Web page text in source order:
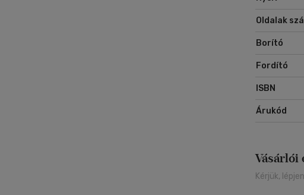
Oldalak
Borító
Fordító
ISBN
Árukód
Vásárlói
Kérjük,